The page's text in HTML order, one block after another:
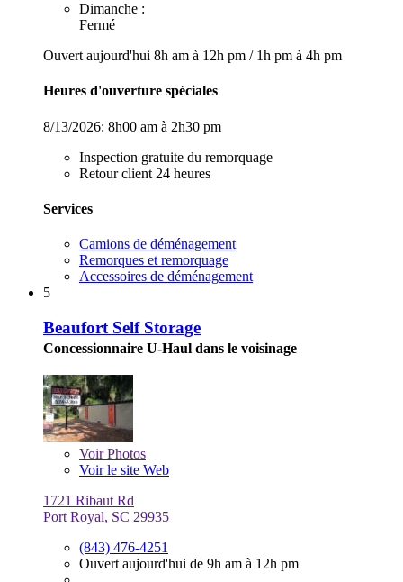
Dimanche :
Fermé
Ouvert aujourd'hui 8h am à 12h pm / 1h pm à 4h pm
Heures d'ouverture spéciales
8/13/2026: 8h00 am à 2h30 pm
Inspection gratuite du remorquage
Retour client 24 heures
Services
Camions de déménagement
Remorques et remorquage
Accessoires de déménagement
5
Beaufort Self Storage
Concessionnaire U-Haul dans le voisinage
VoirPhotos
Voir le site Web
1721 Ribaut Rd
Port Royal, SC 29935
(843) 476-4251
Ouvert aujourd'hui de 9h am à 12h pm